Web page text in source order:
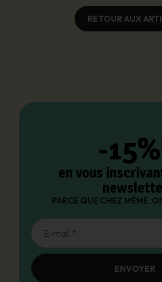
RETOUR AUX
-
en vous
PARCE QUE CHEZ MÉMÉ,
E-mail *
ENVOYER